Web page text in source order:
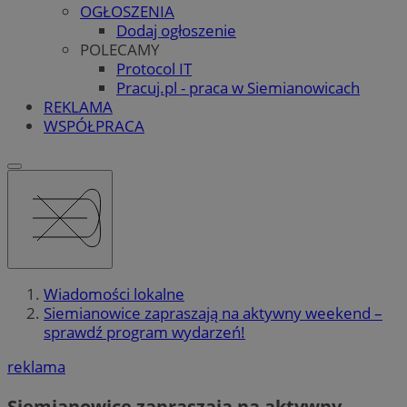
OGŁOSZENIA
Dodaj ogłoszenie
POLECAMY
Protocol IT
Pracuj.pl - praca w Siemianowicach
REKLAMA
WSPÓŁPRACA
Wiadomości lokalne
Siemianowice zapraszają na aktywny weekend –
sprawdź program wydarzeń!
reklama